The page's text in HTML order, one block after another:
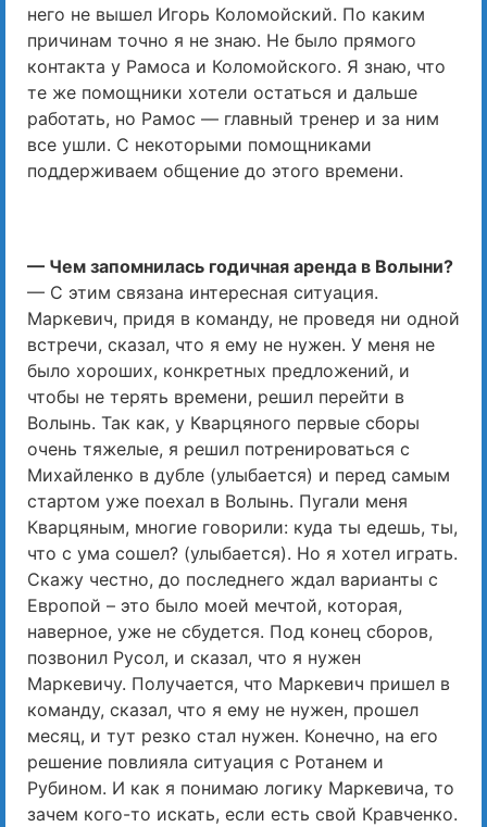
него не вышел Игорь Коломойский. По каким
причинам точно я не знаю. Не было прямого
контакта у Рамоса и Коломойского. Я знаю, что
те же помощники хотели остаться и дальше
работать, но Рамос — главный тренер и за ним
все ушли. С некоторыми помощниками
поддерживаем общение до этого времени.
— Чем запомнилась годичная аренда в Волыни?
— С этим связана интересная ситуация.
Маркевич, придя в команду, не проведя ни одной
встречи, сказал, что я ему не нужен. У меня не
было хороших, конкретных предложений, и
чтобы не терять времени, решил перейти в
Волынь. Так как, у Кварцяного первые сборы
очень тяжелые, я решил потренироваться с
Михайленко в дубле (улыбается) и перед самым
стартом уже поехал в Волынь. Пугали меня
Кварцяным, многие говорили: куда ты едешь, ты,
что с ума сошел? (улыбается). Но я хотел играть.
Скажу честно, до последнего ждал варианты с
Европой – это было моей мечтой, которая,
наверное, уже не сбудется. Под конец сборов,
позвонил Русол, и сказал, что я нужен
Маркевичу. Получается, что Маркевич пришел в
команду, сказал, что я ему не нужен, прошел
месяц, и тут резко стал нужен. Конечно, на его
решение повлияла ситуация с Ротанем и
Рубином. И как я понимаю логику Маркевича, то
зачем кого-то искать, если есть свой Кравченко.